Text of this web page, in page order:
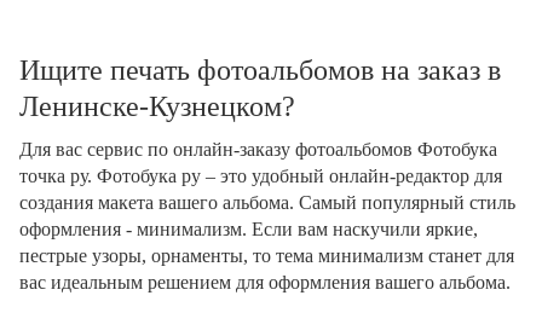
Ищите печать фотоальбомов на заказ в
Ленинске-Кузнецком?
Для вас сервис по онлайн-заказу фотоальбомов Фотобука
точка ру. Фотобука ру – это удобный онлайн-редактор для
создания макета вашего альбома. Самый популярный стиль
оформления - минимализм. Если вам наскучили яркие,
пестрые узоры, орнаменты, то тема минимализм станет для
вас идеальным решением для оформления вашего альбома.